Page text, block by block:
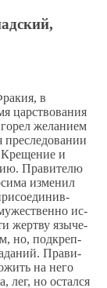
в
цар­ство­ва­ния
же­ла­ни­ем
Кре­ще­ние и
Пра­ви­те­лю
из­ме­нил
ис­
жерт­ву язы­че­
но, под­креп­
Пра­ви­
на него
лег, но остал­ся